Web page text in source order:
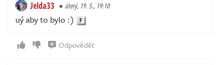
Jelda33 úterý, 19. 5., 19:10
uý aby to bylo :)
Odpovědět